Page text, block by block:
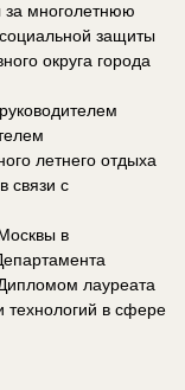
за многолетнюю
защиты
округа города
летнего отдыха
связи с
в
лауреата
технологий в сфере